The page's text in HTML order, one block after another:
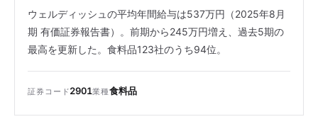
ウェルディッシュの平均年間給与は537万円（2025年8月
期 有価証券報告書）。前期から245万円増え、過去5期の
最高を更新した。食料品123社のうち94位。
証券コード2901業種食料品